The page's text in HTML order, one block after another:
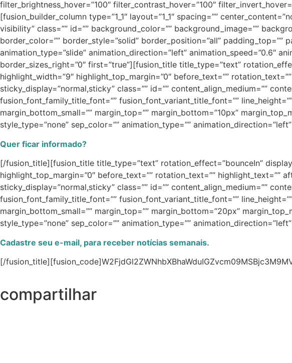
filter_brightness_hover=”100″ filter_contrast_hover=”100″
[fusion_builder_column type=”1_1″ layout=”1_1″ spacing=””
visibility” class=”” id=”” background_color=”” background_image=””
border_color=”” border_style=”solid” border_position=”all”
animation_type=”slide” animation_direction=”left” animation_speed=”0.6″
border_sizes_right=”0″ first=”true”][fusion_title title_type=”text”
highlight_width=”9″ highlight_top_margin=”0″ before_text=””
sticky_display=”normal,sticky” class=”” id=”” content_align_medium=””
fusion_font_family_title_font=”” fusion_font_variant_title_font=””
margin_bottom_small=”” margin_top=”” margin_bottom=”10px”
style_type=”none” sep_color=”” animation_type=””
Quer ficar informado?
[/fusion_title][fusion_title title_type=”text” rotation_effect=”bounceIn”
highlight_top_margin=”0″ before_text=”” rotation_text=””
sticky_display=”normal,sticky” class=”” id=”” content_align_medium=””
fusion_font_family_title_font=”” fusion_font_variant_title_font=””
margin_bottom_small=”” margin_top=”” margin_bottom=”20px”
style_type=”none” sep_color=”” animation_type=””
Cadastre seu e-mail, para receber notícias semanais.
[/
compartilhar